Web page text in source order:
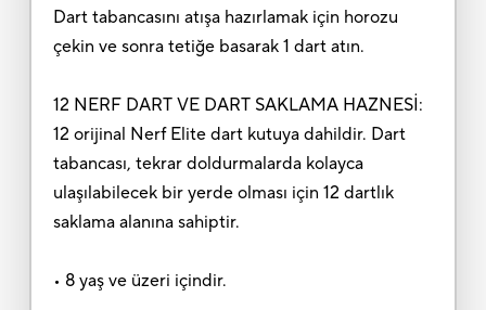
Dart tabancasını atışa hazırlamak için horozu
çekin ve sonra tetiğe basarak 1 dart atın.
12 NERF DART VE DART SAKLAMA HAZNESİ:
12 orijinal Nerf Elite dart kutuya dahildir. Dart
tabancası, tekrar doldurmalarda kolayca
ulaşılabilecek bir yerde olması için 12 dartlık
saklama alanına sahiptir.
• 8 yaş ve üzeri içindir.